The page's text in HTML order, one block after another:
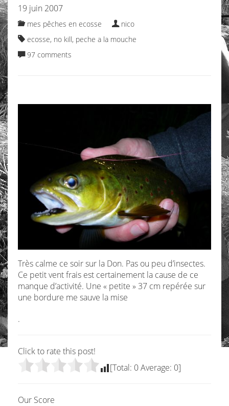
19 juin 2007
mes pêches en ecosse
nico
ecosse, no kill, peche a la mouche
97 comments
Très calme ce soir sur la Don. Pas ou peu d’insectes.
Ce petit vent frais est certainement la cause de ce
manque d’activité. Une « petite » 37 cm repérée sur
une bordure me sauve la mise
.
Click to rate this post!
[Total: 0Average: 0]
Our Score